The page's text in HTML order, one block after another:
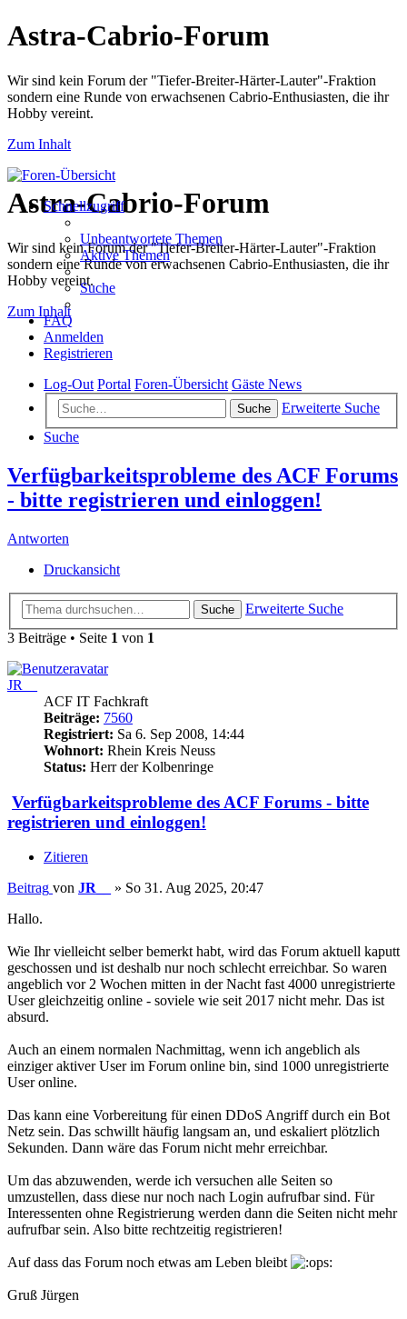
Astra-Cabrio-Forum
Wir sind kein Forum der "Tiefer-Breiter-Härter-Lauter"-Fraktion
sondern eine Runde von erwachsenen Cabrio-Enthusiasten, die ihr
Hobby vereint.
Zum Inhalt
Astra-Cabrio-Forum
Wir sind kein Forum der "Tiefer-Breiter-Härter-Lauter"-Fraktion
sondern eine Runde von erwachsenen Cabrio-Enthusiasten, die ihr
Hobby vereint.
Zum Inhalt
Schnellzugriff
Unbeantwortete Themen
Aktive Themen
Suche
FAQ
Anmelden
Registrieren
Log-Out Portal Foren-Übersicht Gäste News
Suche
Erweiterte Suche
Suche
Verfügbarkeitsprobleme des ACF Forums
- bitte registrieren und einloggen!
Antworten
Druckansicht
Suche
Erweiterte Suche
3 Beiträge • Seite 1 von 1
JR__
ACF IT Fachkraft
Beiträge: 7560
Registriert: Sa 6. Sep 2008, 14:44
Wohnort: Rhein Kreis Neuss
Status: Herr der Kolbenringe
Verfügbarkeitsprobleme des ACF Forums - bitte
registrieren und einloggen!
Zitieren
Beitrag von JR__ » So 31. Aug 2025, 20:47
Hallo.
Wie Ihr vielleicht selber bemerkt habt, wird das Forum aktuell kaputt
geschossen und ist deshalb nur noch schlecht erreichbar. So waren
angeblich vor 2 Wochen mitten in der Nacht fast 4000 unregistrierte
User gleichzeitig online - soviele wie seit 2017 nicht mehr. Das ist
absurd.
Auch an einem normalen Nachmittag, wenn ich angeblich als
einziger aktiver User im Forum online bin, sind 1000 unregistrierte
User online.
Das kann eine Vorbereitung für einen DDoS Angriff durch ein Bot
Netz sein. Das schwillt häufig langsam an, und eskaliert plötzlich
Sekunden. Dann wäre das Forum nicht mehr erreichbar.
Um das abzuwenden, werde ich versuchen alle Seiten so
umzustellen, dass diese nur noch nach Login aufrufbar sind. Für
Interessenten ohne Registrierung werden dann die Seiten nicht mehr
aufrufbar sein. Also bitte rechtzeitig registrieren!
Auf dass das Forum noch etwas am Leben bleibt
Gruß Jürgen